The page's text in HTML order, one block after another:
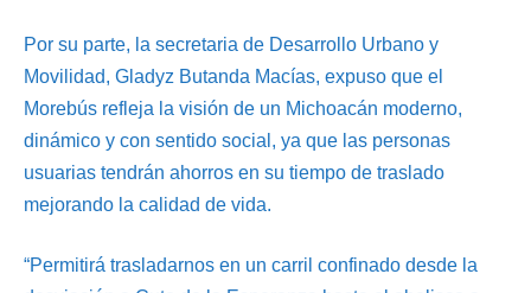
Por su parte, la secretaria de Desarrollo Urbano y
Movilidad, Gladyz Butanda Macías, expuso que el
Morebús refleja la visión de un Michoacán moderno,
dinámico y con sentido social, ya que las personas
usuarias tendrán ahorros en su tiempo de traslado
mejorando la calidad de vida.
“Permitirá trasladarnos en un carril confinado desde la